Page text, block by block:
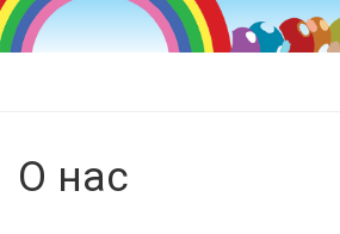
О нас